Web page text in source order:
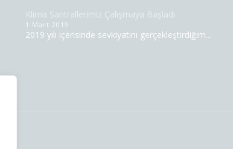
Klima Santrallerimiz Çalışmaya Başladı
1 Mart 2019
2019 yılı içerisinde sevkiyatını gerçekleştirdiğim...